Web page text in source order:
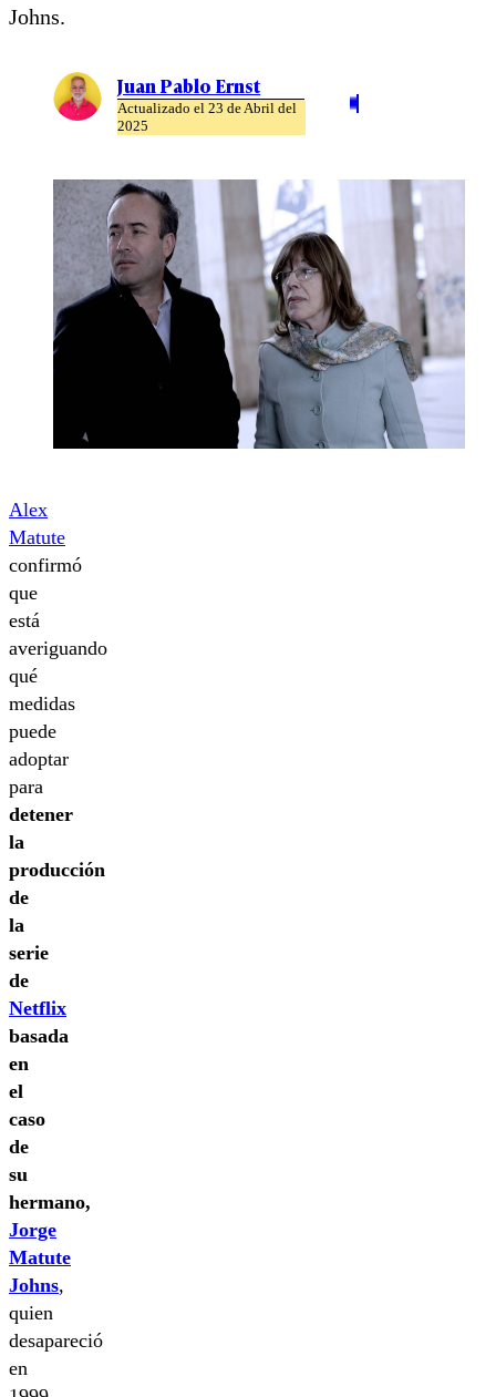
Johns.
Juan Pablo Ernst
Actualizado el 23 de Abril del
2025
Alex
Matute
confirmó
que
está
averiguando
qué
medidas
puede
adoptar
para
detener
la
producción
de
la
serie
de
Netflix
basada
en
el
caso
de
su
hermano,
Jorge
Matute
Johns,
quien
desapareció
en